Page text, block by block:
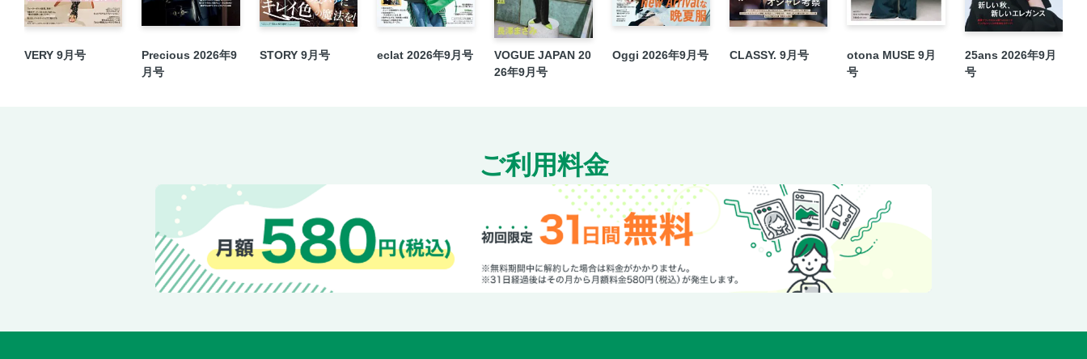
VERY 9月号
Precious 2026年9
月号
STORY 9月号 eclat 2026年9月号
VOGUE JAPAN 20
26年9月号
Oggi 2026年9月号 CLASSY. 9月号
otona MUSE 9月
号
25ans 2026年9月
号
ご利用料金